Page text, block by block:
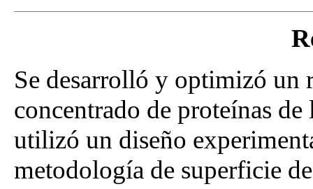
Se desarrolló y optimizó un
concentrado de proteínas de
utilizó un diseño
metodología de superficie